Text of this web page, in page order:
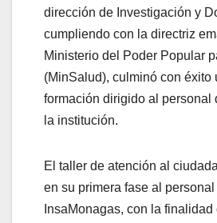
dirección de Investigación y
cumpliendo con la directriz
Ministerio del Poder Popular
(MinSalud), culminó con éxito
formación dirigido al personal
la institución.
El taller de atención al
en su primera fase al
InsaMonagas, con la finalidad